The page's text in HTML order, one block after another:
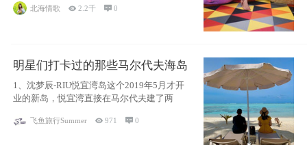
北海情歌 2.2千 0
明星们打卡过的那些马尔代夫海岛
1、沈梦辰-RIU悦宜湾岛这个2019年5月才开
业的新岛，悦宜湾直接在马尔代夫建了两
飞鱼旅行Summer 971 0